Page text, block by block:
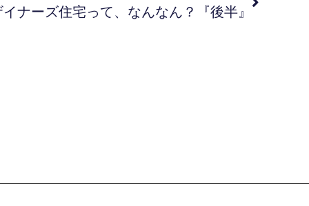
ナーズ住宅って、なんなん？『後半』